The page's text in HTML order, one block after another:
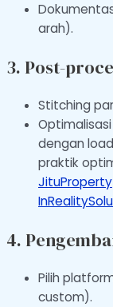
arah).
3. Post-
Stitching
dengan
praktik
JituProperty
4.
Pilih
custom).